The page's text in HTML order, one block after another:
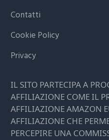
Contatti
Cookie Policy
Privacy
IL SITO PARTECIPA A
AFFILIAZIONE COME IL
AFFILIAZIONE AMAZON
AFFILIAZIONE CHE
PERCEPIRE UNA